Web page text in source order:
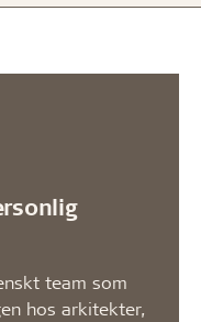
team som
hos arkitekter,